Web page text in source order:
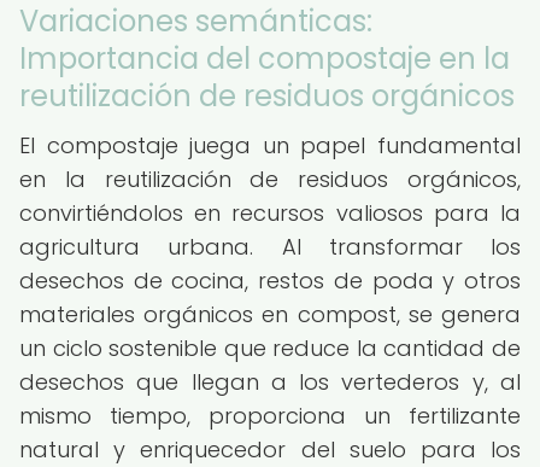
Variaciones semánticas:
Importancia del compostaje en la
reutilización de residuos orgánicos
El compostaje juega un papel fundamental
en la reutilización de residuos orgánicos,
convirtiéndolos en recursos valiosos para la
agricultura urbana. Al transformar los
desechos de cocina, restos de poda y otros
materiales orgánicos en compost, se genera
un ciclo sostenible que reduce la cantidad de
desechos que llegan a los vertederos y, al
mismo tiempo, proporciona un fertilizante
natural y enriquecedor del suelo para los